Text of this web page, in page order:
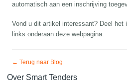
automatisch aan een inschrijving
Vond u dit artikel interessant? Deel het
links onderaan deze webpagina.
← Terug naar Blog
Over Smart Tenders